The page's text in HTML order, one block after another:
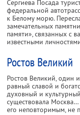
Сергиева Посада
федеральной
к Белому морю.
замечательных
памяти», связанных с
известными
Ростов Великий
Ростов Великий, один
равный славой и
духовный и
существовала
его неповторимым, не